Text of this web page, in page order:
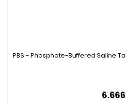
PBS - Phosphate-Buffered Saline